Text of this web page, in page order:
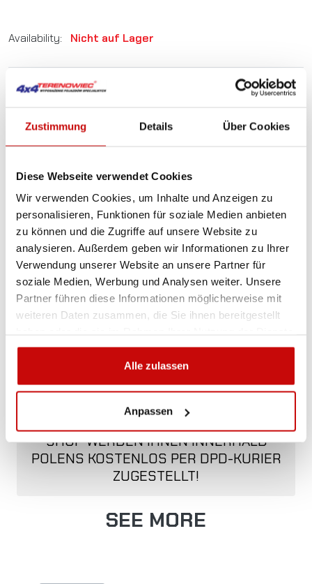
Zustimmung Details Über Cookies
Diese Webseite verwendet Cookies
Wir verwenden Cookies, um Inhalte und Anzeigen zu
personalisieren, Funktionen für soziale Medien anbieten
zu können und die Zugriffe auf unsere Website zu
analysieren. Außerdem geben wir Informationen zu Ihrer
Verwendung unserer Website an unsere Partner für
soziale Medien, Werbung und Analysen weiter. Unsere
Partner führen diese Informationen möglicherweise mit
weiteren Daten zusammen, die Sie ihnen bereitgestellt
gesammelt haben.
Alle zulassen
Anpassen
Availability: Nicht auf Lager
Artikel-Nr.: WMGFRBJEEPXK-BL
Sie sind sich nicht sicher, welches Produkt
am besten geeignet ist? Rufen Sie uns an,
phone+48 12 266 27 54
Lieferrichtlinie
Rückgabebestimmungen
Datenschutzrichtlinie
Beschreibung
KOSTENLOSER VERSAND!
SHOP WERDEN IHNEN INNERHALB
POLENS KOSTENLOS PER DPD-KURIER
ZUGESTELLT!
SEE MORE